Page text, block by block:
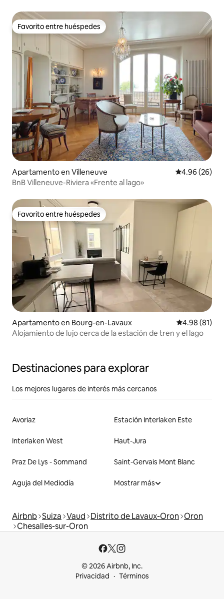
Favorito entre huéspedes
Favorito entre huéspedes
Apartamento en Villeneuve Calificación
4.96 (26)
BnB Villeneuve-Riviera «Frente al lago»
Favorito entre huéspedes
Favorito entre huéspedes
Apartamento en Bourg-en-Lavaux Calificación
4.98 (81)
Alojamiento de lujo cerca de la estación de tren y el lago
Destinaciones para explorar
Los mejores lugares de interés más cercanos
Avoriaz Estación Interlaken Este
Interlaken West Haut-Jura
Praz De Lys - Sommand Saint-Gervais Mont Blanc
Aguja del Mediodía Mostrar más
Airbnb Suiza Vaud Distrito de Lavaux-Oron Oron
Chesalles-sur-Oron
© 2026 Airbnb, Inc.
Privacidad
Términos